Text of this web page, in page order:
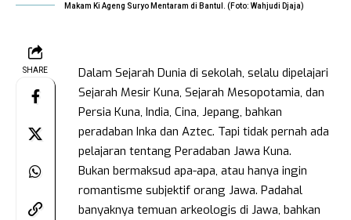
Makam Ki Ageng Suryo Mentaram di Bantul. (Foto: Wahjudi Djaja)
SHARE
Dalam Sejarah Dunia di sekolah, selalu dipelajari
Sejarah Mesir Kuna, Sejarah Mesopotamia, dan
Persia Kuna, India, Cina, Jepang, bahkan
peradaban Inka dan Aztec. Tapi tidak pernah ada
pelajaran tentang Peradaban Jawa Kuna.
Bukan bermaksud apa-apa, atau hanya ingin
romantisme subjektif orang Jawa. Padahal
banyaknya temuan arkeologis di Jawa, bahkan